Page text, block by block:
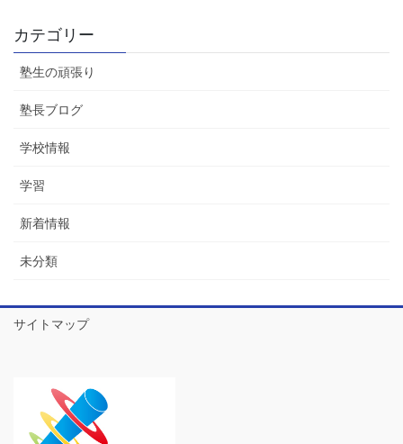
カテゴリー
塾生の頑張り
塾長ブログ
学校情報
学習
新着情報
未分類
サイトマップ